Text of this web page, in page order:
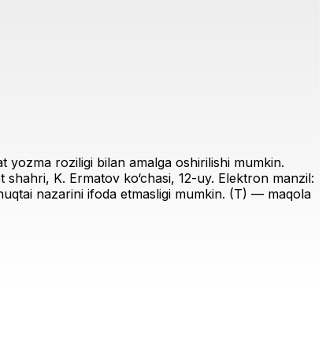
yozma roziligi bilan amalga oshirilishi mumkin.
K. Ermatov ko‘chasi, 12-uy. Elektron manzil:
nazarini ifoda etmasligi mumkin. (T) — maqola